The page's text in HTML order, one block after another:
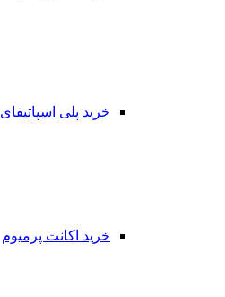
خرید پلی اسپاتیفای
خرید اکانت پرمیوم